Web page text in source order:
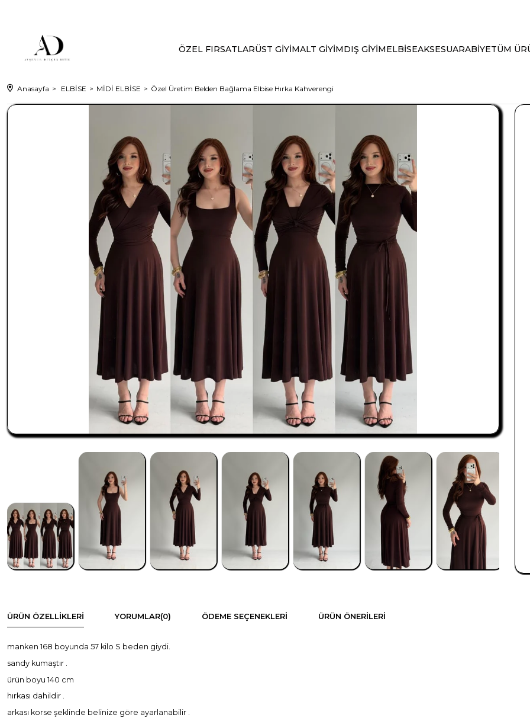
ÖZEL FIRSATLARÜST GİYİMALT GİYİMDIŞ GİYİMELBİSEAKSESUARABİYETÜM
Anasayfa ELBİSE MİDİ ELBİSE Özel Üretim Belden Bağlama Elbise Hırka Kahverengi
ÜRÜN ÖZELLIKLERI YORUMLAR(0) ÖDEME SEÇENEKLERI ÜRÜN ÖNERILERI
manken 168 boyunda 57 kilo S beden giydi.
sandy kumaştır .
ürün boyu 140 cm
hırkası dahildir .
arkası korse şeklinde belinize göre ayarlanabilir .